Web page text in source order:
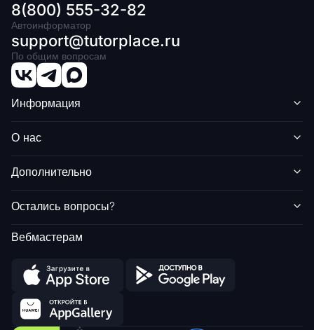
8(800) 555-32-82
Автоинформатор
support@tutorplace.ru
По общим вопросам
Информация
О нас
Дополнительно
Остались вопросы?
Вебмастерам